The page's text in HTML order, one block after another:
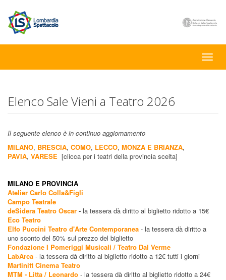
Toggle
Elenco Sale Vieni a Teatro 2026
Il seguente elenco è in continuo aggiornamento
MILANO, BRESCIA, COMO, LECCO, MONZA E BRIANZA,
PAVIA, VARESE [clicca per i teatri della provincia scelta]
MILANO E PROVINCIA
Atelier Carlo Colla&Figli
Campo Teatrale
deSidera Teatro Oscar - la tessera dà diritto al biglietto ridotto a 15€
Eco Teatro
Elfo Puccini Teatro d'Arte Contemporanea - la tessera dà diritto a
uno sconto del 50% sul prezzo del biglietto
Fondazione I Pomeriggi Musicali / Teatro Dal Verme
LabArca - la tessera dà diritto al biglietto ridotto a 12€ tutti i giorni
Martinitt Cinema Teatro
MTM - Litta / Leonardo - la tessera dà diritto al biglietto ridotto a 24€